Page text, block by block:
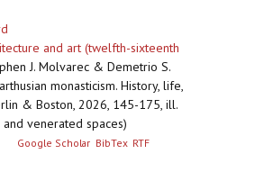
and art (twelfth-sixteenth
J. Molvarec & Demetrio S.
monasticism. History, life,
& Boston, 2026, 145-175, ill.
venerated spaces)
Google Scholar BibTex RTF